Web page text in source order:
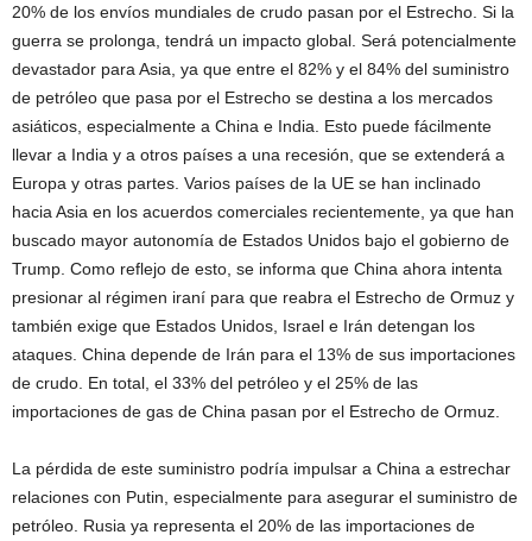
20% de los envíos mundiales de crudo pasan por el Estrecho. Si la
guerra se prolonga, tendrá un impacto global. Será potencialmente
devastador para Asia, ya que entre el 82% y el 84% del suministro
de petróleo que pasa por el Estrecho se destina a los mercados
asiáticos, especialmente a China e India. Esto puede fácilmente
llevar a India y a otros países a una recesión, que se extenderá a
Europa y otras partes. Varios países de la UE se han inclinado
hacia Asia en los acuerdos comerciales recientemente, ya que han
buscado mayor autonomía de Estados Unidos bajo el gobierno de
Trump. Como reflejo de esto, se informa que China ahora intenta
presionar al régimen iraní para que reabra el Estrecho de Ormuz y
también exige que Estados Unidos, Israel e Irán detengan los
ataques. China depende de Irán para el 13% de sus importaciones
de crudo. En total, el 33% del petróleo y el 25% de las
importaciones de gas de China pasan por el Estrecho de Ormuz.
La pérdida de este suministro podría impulsar a China a estrechar
relaciones con Putin, especialmente para asegurar el suministro de
petróleo. Rusia ya representa el 20% de las importaciones de